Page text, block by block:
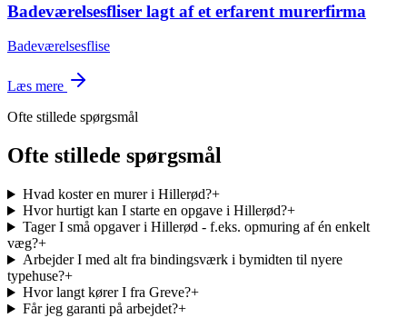
Badeværelsesfliser lagt af et erfarent murerfirma
Badeværelsesflise
Læs mere
Ofte stillede spørgsmål
Ofte stillede spørgsmål
Hvad koster en murer i Hillerød?+
Hvor hurtigt kan I starte en opgave i Hillerød?+
Tager I små opgaver i Hillerød - f.eks. opmuring af én enkelt
væg?+
Arbejder I med alt fra bindingsværk i bymidten til nyere
typehuse?+
Hvor langt kører I fra Greve?+
Får jeg garanti på arbejdet?+